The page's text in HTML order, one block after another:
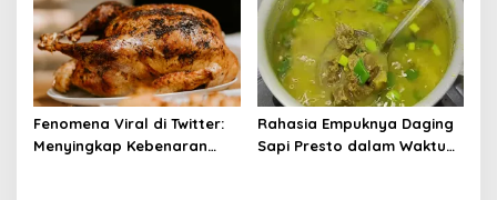
Fenomena Viral di Twitter:
Menyingkap Kebenaran
Rahasia Empuknya Daging
Sapi Presto dalam Waktu